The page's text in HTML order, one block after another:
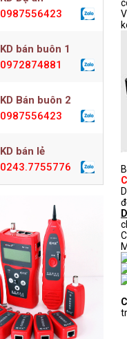
0987556423
KD bán buôn 1
0972874881
KD Bán buôn 2
0987556423
KD bán lẻ
0243.7755776